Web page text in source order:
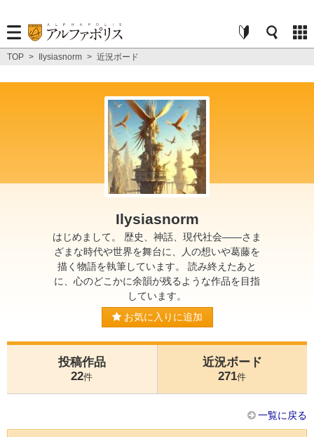
TOP > Ilysiasnorm > 近況ボード
Ilysiasnorm
はじめまして。 歴史、神話、現代社会――さま
ざまな時代や世界を舞台に、人の想いや葛藤を
描く物語を執筆しています。 読み終えたあと
に、心のどこかに余韻が残るような作品を目指
しています。
お気に入りに追加
投稿作品
22件
近況ボード
271件
一覧に戻る